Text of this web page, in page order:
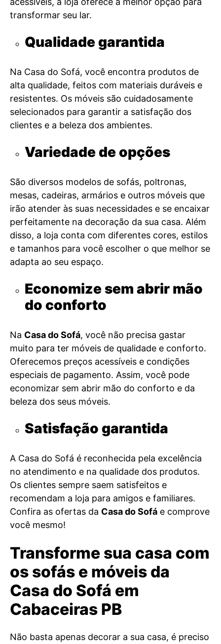
transformar seu lar.
Qualidade garantida
Na Casa do Sofá, você encontra produtos de
alta qualidade, feitos com materiais duráveis e
resistentes. Os móveis são cuidadosamente
selecionados para garantir a satisfação dos
clientes e a beleza dos ambientes.
Variedade de opções
São diversos modelos de sofás, poltronas,
mesas, cadeiras, armários e outros móveis que
irão atender às suas necessidades e se encaixar
perfeitamente na decoração da sua casa. Além
disso, a loja conta com diferentes cores, estilos
e tamanhos para você escolher o que melhor se
adapta ao seu espaço.
Economize sem abrir mão
do conforto
Na Casa do Sofá, você não precisa gastar
muito para ter móveis de qualidade e conforto.
Oferecemos preços acessíveis e condições
especiais de pagamento. Assim, você pode
economizar sem abrir mão do conforto e da
beleza dos seus móveis.
Satisfação garantida
A Casa do Sofá é reconhecida pela excelência
no atendimento e na qualidade dos produtos.
Os clientes sempre saem satisfeitos e
recomendam a loja para amigos e familiares.
Confira as ofertas da Casa do Sofá e comprove
você mesmo!
Transforme sua casa com
os sofás e móveis da
Casa do Sofá em
Cabaceiras PB
Não basta apenas decorar a sua casa, é preciso